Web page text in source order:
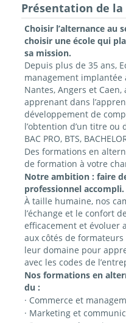
Présentation de la
Choisir l’alternance au
choisir une école qui
sa mission.
Depuis plus de 35 ans,
management implantée
Nantes, Angers et
apprenant dans
développement de
l’obtention d’un titre ou
BAC PRO, BTS,
Des formations en
de formation à votre
Notre ambition : faire
professionnel accompli.
À taille humaine, nos
l’échange et le confort
efficacement et évoluer
aux côtés de
leur domaine pour
avec les codes de
Nos formations en
du :
· Commerce et
· Marketing et